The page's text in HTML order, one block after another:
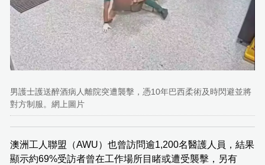
男護士護送醉酒病人離院突遭襲擊，憑10年巴西柔術及時閃避並將
對方制服。網上圖片
澳洲工人聯盟（AWU）也曾訪問逾1,200名醫護人員，結果
顯示約69%受訪者曾在工作場所目睹或遭受襲擊，另有